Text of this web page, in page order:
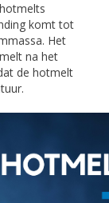
komt tot
Het
na het
de hotmelt